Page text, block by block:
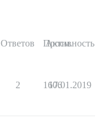
Ответов Просм.
Активность
2 1606
17.01.2019